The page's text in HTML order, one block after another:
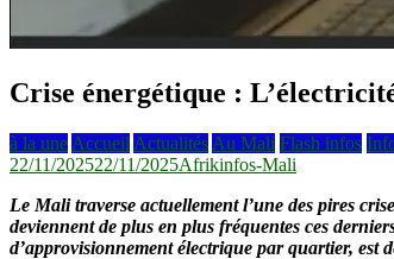
Crise énergétique :
à la une Accueil Actualités Au Mali Flash infos
22/11/202522/11/2025Afrikinfos-Mali
Le Mali traverse actuellement l’une des pires
deviennent de plus en plus fréquentes ces
d’approvisionnement électrique par quartier, est